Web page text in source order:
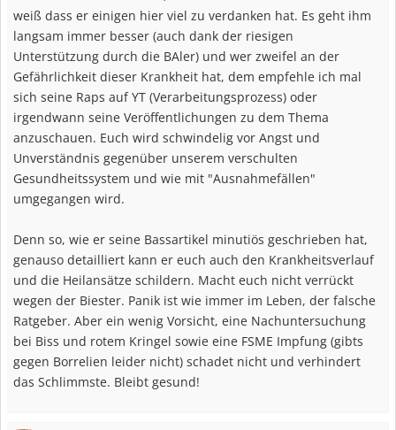
weiß dass er einigen hier viel zu verdanken hat. Es geht ihm
langsam immer besser (auch dank der riesigen
Unterstützung durch die BAler) und wer zweifel an der
Gefährlichkeit dieser Krankheit hat, dem empfehle ich mal
sich seine Raps auf YT (Verarbeitungsprozess) oder
irgendwann seine Veröffentlichungen zu dem Thema
anzuschauen. Euch wird schwindelig vor Angst und
Unverständnis gegenüber unserem verschulten
Gesundheitssystem und wie mit "Ausnahmefällen"
umgegangen wird.
Denn so, wie er seine Bassartikel minutiös geschrieben hat,
genauso detailliert kann er euch auch den Krankheitsverlauf
und die Heilansätze schildern. Macht euch nicht verrückt
wegen der Biester. Panik ist wie immer im Leben, der falsche
Ratgeber. Aber ein wenig Vorsicht, eine Nachuntersuchung
bei Biss und rotem Kringel sowie eine FSME Impfung (gibts
gegen Borrelien leider nicht) schadet nicht und verhindert
das Schlimmste. Bleibt gesund!